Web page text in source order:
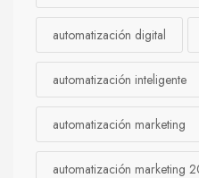
automatización digital
automatización inteligente
automatización marketing
automatización marketing